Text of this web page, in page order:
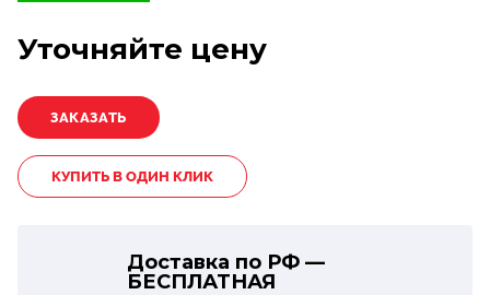
Уточняйте цену
КУПИТЬ В ОДИН КЛИК
Доставка по РФ —
БЕСПЛАТНАЯ